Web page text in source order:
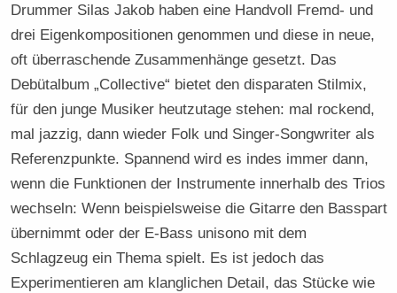
Drummer Silas Jakob haben eine Handvoll Fremd- und
drei Eigenkompositionen genommen und diese in neue,
oft überraschende Zusammenhänge gesetzt. Das
Debütalbum „Collective“ bietet den disparaten Stilmix,
für den junge Musiker heutzutage stehen: mal rockend,
mal jazzig, dann wieder Folk und Singer-Songwriter als
Referenzpunkte. Spannend wird es indes immer dann,
wenn die Funktionen der Instrumente innerhalb des Trios
wechseln: Wenn beispielsweise die Gitarre den Basspart
übernimmt oder der E-Bass unisono mit dem
Schlagzeug ein Thema spielt. Es ist jedoch das
Experimentieren am klanglichen Detail, das Stücke wie